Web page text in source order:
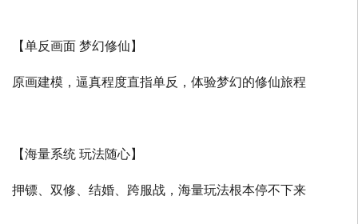
【单反画面 梦幻修仙】
原画建模，逼真程度直指单反，体验梦幻的修仙旅程
【海量系统 玩法随心】
押镖、双修、结婚、跨服战，海量玩法根本停不下来